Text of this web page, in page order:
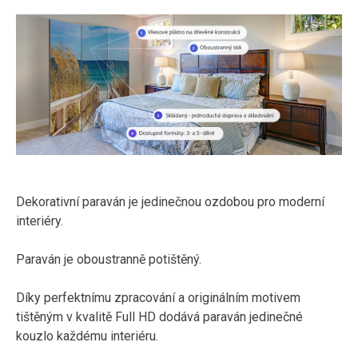
Dekorativní paraván je jedinečnou ozdobou pro moderní
interiéry.
Paraván je oboustranně potištěný.
Díky perfektnímu zpracování a originálním motivem
tištěným v kvalitě Full HD dodává paraván jedinečné
kouzlo každému interiéru.